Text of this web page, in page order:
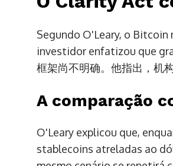
Segundo O'Leary, o
investidor enfatizou que
框架尚不明确。他指出，机
A comparação
O'Leary explicou que,
stablecoins atreladas ao